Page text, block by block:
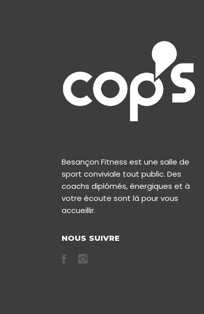
Besançon Fitness est une salle de
sport conviviale tout public. Des
coachs diplômés, énergiques et à
votre écoute sont là pour vous
accueillir.
NOUS SUIVRE